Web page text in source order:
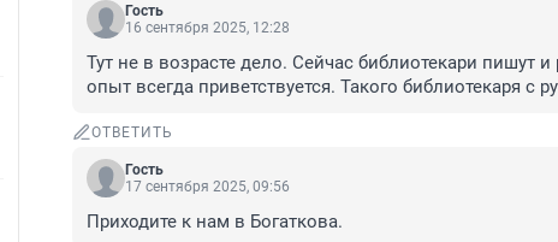
Гость
16 сентября 2025, 12:28
Тут не в возрасте дело. Сейчас библиотекари пишут
опыт всегда приветствуется. Такого библиотекаря с
ОТВЕТИТЬ
Гость
17 сентября 2025, 09:56
Приходите к нам в Богаткова.